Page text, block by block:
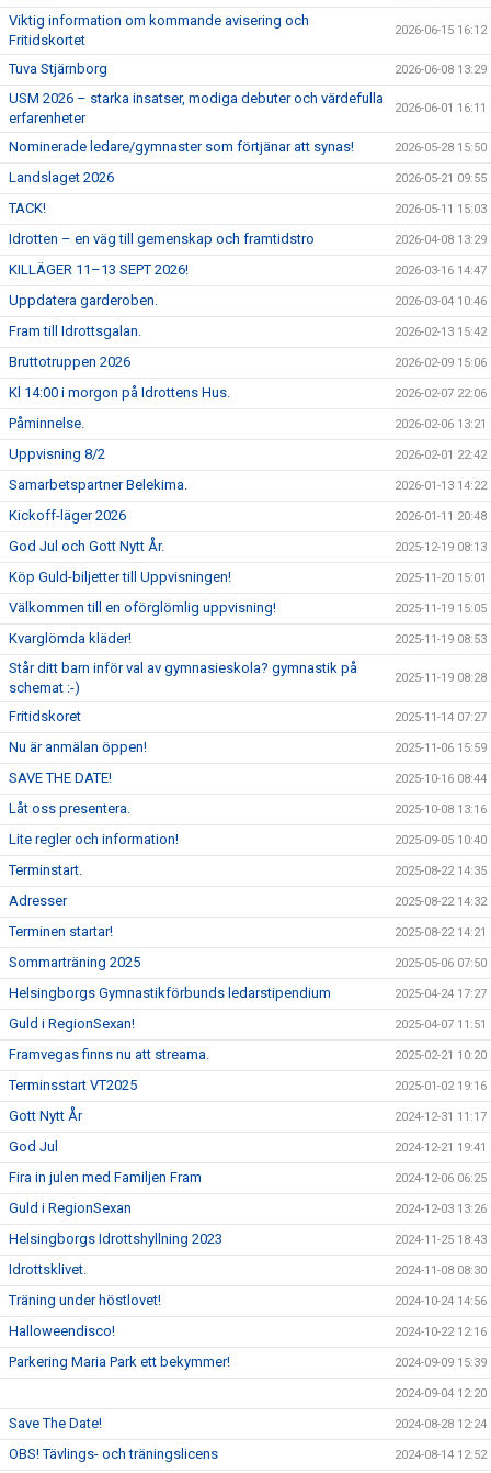
Viktig information om kommande avisering och
Fritidskortet
2026-06-15 16:12
Tuva Stjärnborg 2026-06-08 13:29
USM 2026 – starka insatser, modiga debuter och värdefulla
erfarenheter
2026-06-01 16:11
Nominerade ledare/gymnaster som förtjänar att synas! 2026-05-28 15:50
Landslaget 2026 2026-05-21 09:55
TACK! 2026-05-11 15:03
Idrotten – en väg till gemenskap och framtidstro 2026-04-08 13:29
KILLÄGER 11–13 SEPT 2026! 2026-03-16 14:47
Uppdatera garderoben. 2026-03-04 10:46
Fram till Idrottsgalan. 2026-02-13 15:42
Bruttotruppen 2026 2026-02-09 15:06
Kl 14:00 i morgon på Idrottens Hus. 2026-02-07 22:06
Påminnelse. 2026-02-06 13:21
Uppvisning 8/2 2026-02-01 22:42
Samarbetspartner Belekima. 2026-01-13 14:22
Kickoff-läger 2026 2026-01-11 20:48
God Jul och Gott Nytt År. 2025-12-19 08:13
Köp Guld-biljetter till Uppvisningen! 2025-11-20 15:01
Välkommen till en oförglömlig uppvisning! 2025-11-19 15:05
Kvarglömda kläder! 2025-11-19 08:53
Står ditt barn inför val av gymnasieskola? gymnastik på
schemat :-)
2025-11-19 08:28
Fritidskoret 2025-11-14 07:27
Nu är anmälan öppen! 2025-11-06 15:59
SAVE THE DATE! 2025-10-16 08:44
Låt oss presentera. 2025-10-08 13:16
Lite regler och information! 2025-09-05 10:40
Terminstart. 2025-08-22 14:35
Adresser 2025-08-22 14:32
Terminen startar! 2025-08-22 14:21
Sommarträning 2025 2025-05-06 07:50
Helsingborgs Gymnastikförbunds ledarstipendium 2025-04-24 17:27
Guld i RegionSexan! 2025-04-07 11:51
Framvegas finns nu att streama. 2025-02-21 10:20
Terminsstart VT2025 2025-01-02 19:16
Gott Nytt År 2024-12-31 11:17
God Jul 2024-12-21 19:41
Fira in julen med Familjen Fram 2024-12-06 06:25
Guld i RegionSexan 2024-12-03 13:26
Helsingborgs Idrottshyllning 2023 2024-11-25 18:43
Idrottsklivet. 2024-11-08 08:30
Träning under höstlovet! 2024-10-24 14:56
Halloweendisco! 2024-10-22 12:16
Parkering Maria Park ett bekymmer! 2024-09-09 15:39
2024-09-04 12:20
Save The Date! 2024-08-28 12:24
OBS! Tävlings- och träningslicens 2024-08-14 12:52